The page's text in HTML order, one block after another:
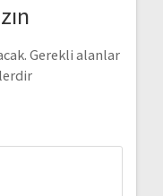
Gerekli alanlar